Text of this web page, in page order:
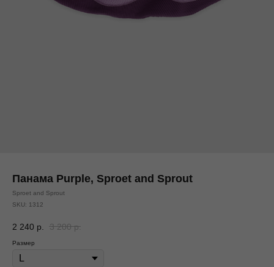
Панама Purple, Sproet and Sprout
Sproet and Sprout
SKU: 1312
2 240 р. 3 200 р.
Размер